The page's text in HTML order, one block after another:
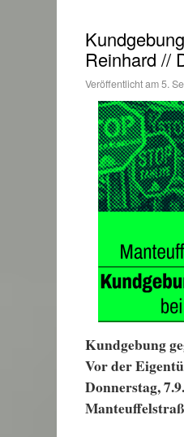
Reinhard //
Veröffentlicht am5.
Kundgebung
Vor der
Donnerstag,